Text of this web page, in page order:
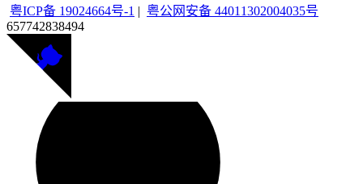
粤ICP备 19024664号-1 | 粤公网安备 44011302004035号
657742838494